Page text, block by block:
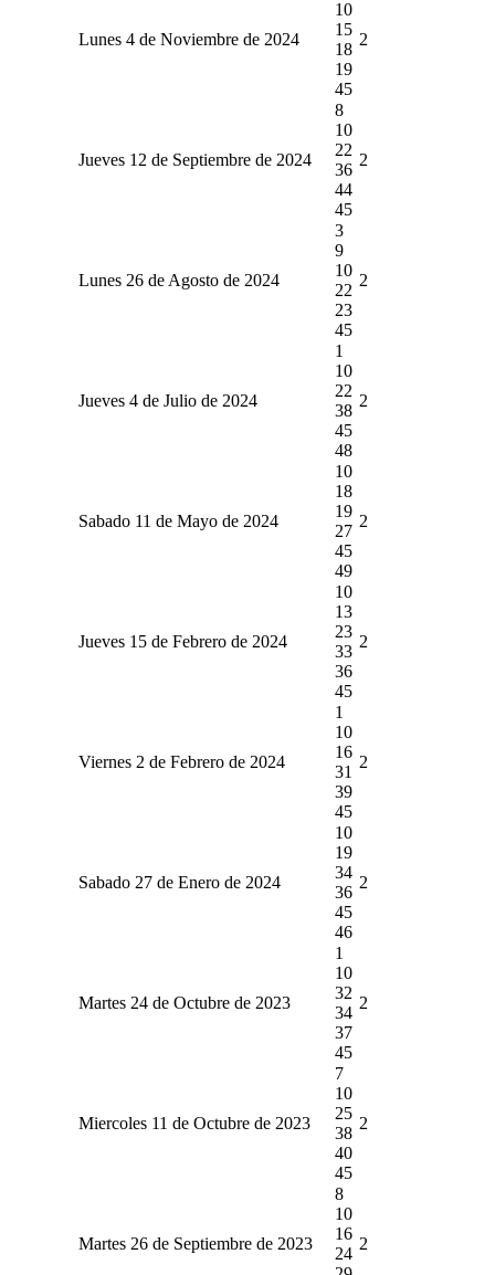
Lunes 4 de Noviembre de 2024
10
15
18
19
45
2
Jueves 12 de Septiembre de 2024
8
10
22
36
44
45
2
Lunes 26 de Agosto de 2024
3
9
10
22
23
45
2
Jueves 4 de Julio de 2024
1
10
22
38
45
48
2
Sabado 11 de Mayo de 2024
10
18
19
27
45
49
2
Jueves 15 de Febrero de 2024
10
13
23
33
36
45
2
Viernes 2 de Febrero de 2024
1
10
16
31
39
45
2
Sabado 27 de Enero de 2024
10
19
34
36
45
46
2
Martes 24 de Octubre de 2023
1
10
32
34
37
45
2
Miercoles 11 de Octubre de 2023
7
10
25
38
40
45
2
Martes 26 de Septiembre de 2023
8
10
16
24
2